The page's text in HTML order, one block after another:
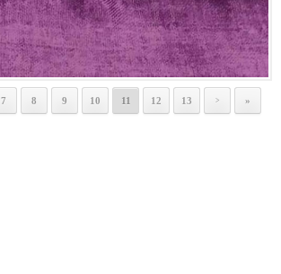
7 8 9 10 11 12 13 > »